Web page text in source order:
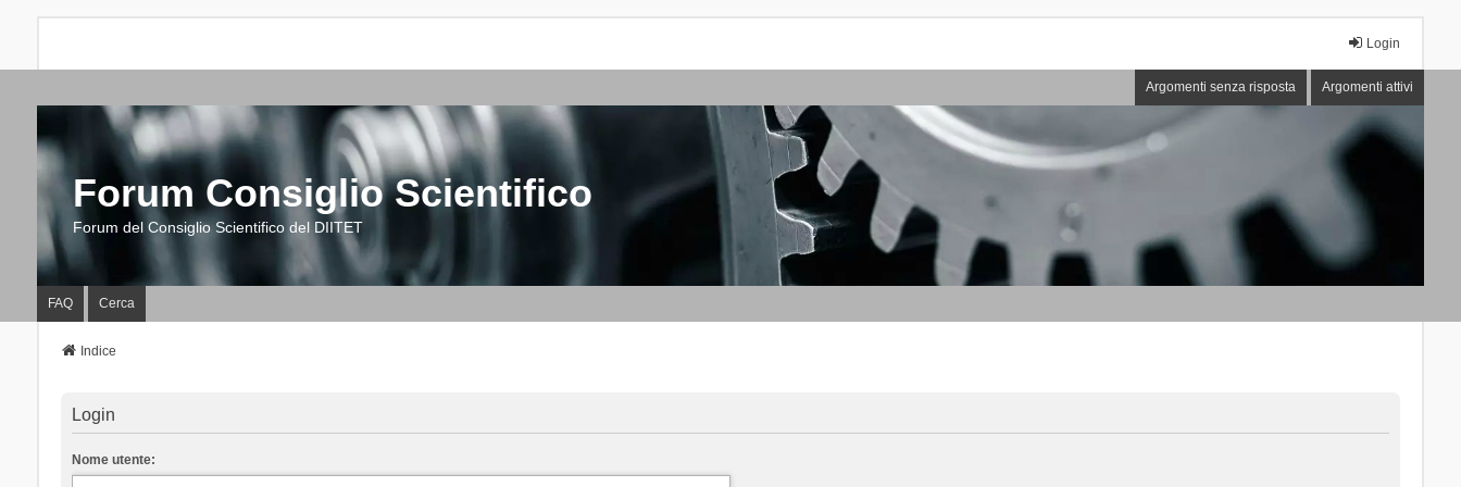
Login
Argomenti senza risposta Argomenti attivi
Forum Consiglio Scientifico
Forum del Consiglio Scientifico del DIITET
FAQ Cerca
Indice
Login
Nome utente: